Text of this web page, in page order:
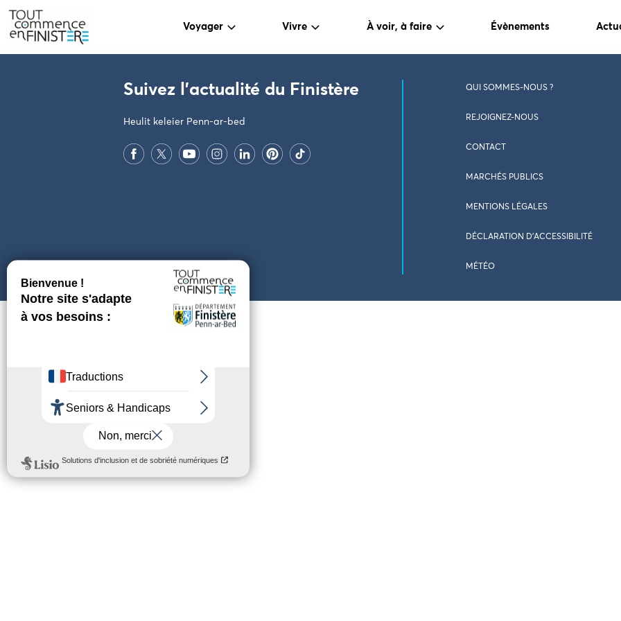
Voyager Vivre À voir, à faire Évènements
PARAMÈTRES DES COOKIES
Suivez l'actualité du Finistère
Heulit keleier Penn-ar-bed
QUI SOMMES-NOUS ?
REJOIGNEZ-NOUS
CONTACT
MARCHÉS PUBLICS
MENTIONS LÉGALES
DÉCLARATION D’ACCESSIBILITÉ
MÉTÉO